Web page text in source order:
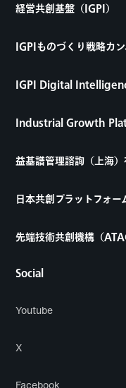
Social
Youtube
X
Facebook
経営共創基盤（IGPI）
IGPIものづくり戦略カン
IGPI Digital
Industrial Growth
益基譜管理諮詢（上海
日本共創プラットフォー
先端技術共創機構（